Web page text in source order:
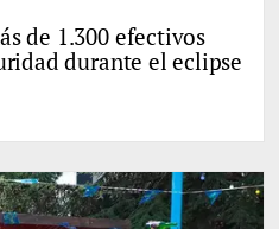
de 1.300 efectivos
durante el eclipse